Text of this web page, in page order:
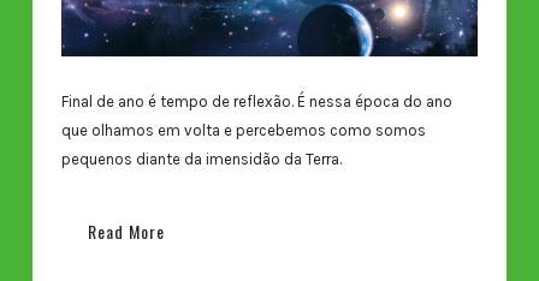
Final de ano é tempo de reflexão. É nessa época do ano
que olhamos em volta e percebemos como somos
pequenos diante da imensidão da Terra.
Read More